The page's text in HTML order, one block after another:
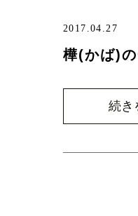
2017.04.27
樺(かば)
続き